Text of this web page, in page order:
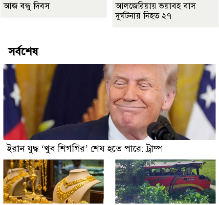
আজ বন্ধু দিবস
আলজেরিয়ায় ভয়াবহ বাস
দুর্ঘটনায় নিহত ২৭
সর্বশেষ
ইরান যুদ্ধ ‘খুব শিগগির’ শেষ হতে পারে: ট্রাম্প